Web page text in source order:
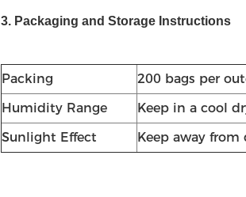
3. Packaging and Storage Instructions
Packing
200 bags per
Humidity Range
Keep in a cool
Sunlight Effect
Keep away